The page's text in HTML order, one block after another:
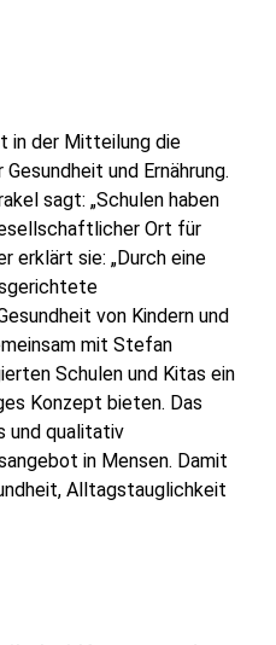
in der Mitteilung die
und Ernährung.
sagt: „Schulen haben
Ort für
erklärt sie: „Durch eine
von Kindern und
mit Stefan
Schulen und Kitas ein
Konzept bieten. Das
und qualitativ
in Mensen. Damit
Alltagstauglichkeit